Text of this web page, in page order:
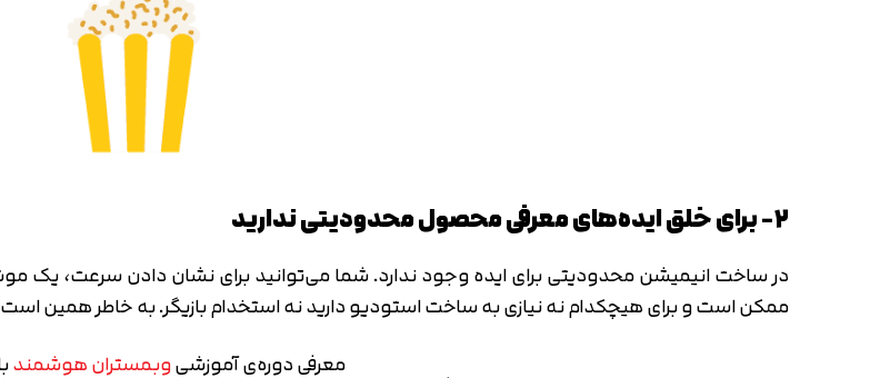
۲- برای خلق ایده‌های معرفی محصول محدودیتی ندارید
در ساخت انیمیشن محدودیتی برای ایده وجود ندارد. شما می‌توانید برای نشان دادن سرعت، یک
ممکن است و برای هیچکدام نه نیازی به ساخت استودیو دارید نه استخدام بازیگر. به خاطر همین
معرفی دوره‌ی آموزشیوبمستران هوشمند
تایید کد
کد ارسال شده را وارد کنید
اصلاح شماره
متوجه شدم